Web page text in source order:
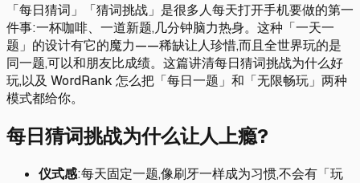
「每日猜词」「猜词挑战」是很多人每天打开手机要做的第一
件事:一杯咖啡、一道新题,几分钟脑力热身。这种「一天一
题」的设计有它的魔力——稀缺让人珍惜,而且全世界玩的是
同一题,可以和朋友比成绩。这篇讲清每日猜词挑战为什么好
玩,以及 WordRank 怎么把「每日一题」和「无限畅玩」两种
模式都给你。
每日猜词挑战为什么让人上瘾?
仪式感:每天固定一题,像刷牙一样成为习惯,不会有「玩